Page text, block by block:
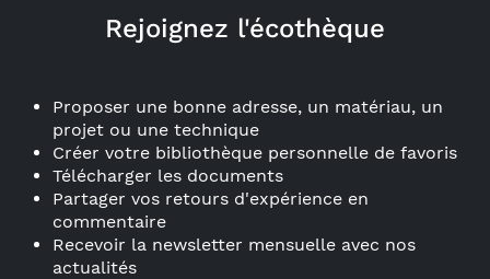
Rejoignez l'écothèque
Proposer une bonne adresse, un matériau, un
projet ou une technique
Créer votre bibliothèque personnelle de favoris
Télécharger les documents
Partager vos retours d'expérience en
commentaire
Recevoir la newsletter mensuelle avec nos
actualités